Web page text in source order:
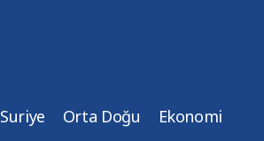
Suriye Orta Doğu Ekonomi